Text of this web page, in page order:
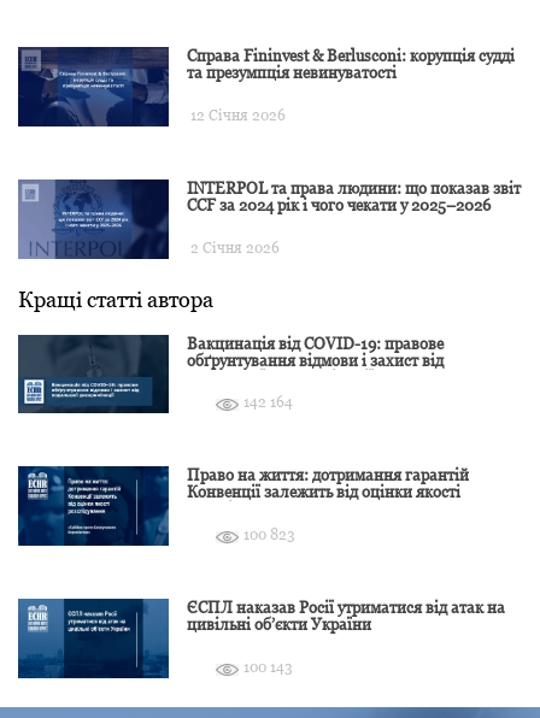
Справа Fininvest & Berlusconi: корупція судді
та презумпція невинуватості
12 Січня 2026
INTERPOL та права людини: що показав звіт
CCF за 2024 рік і чого чекати у 2025–2026
2 Січня 2026
Кращі статті автора
Вакцинація від COVID-19: правове
обґрунтування відмови і захист від
142 164
Право на життя: дотримання гарантій
Конвенції залежить від оцінки якості
100 823
ЄСПЛ наказав Росії утриматися від атак на
цивільні об’єкти України
100 143